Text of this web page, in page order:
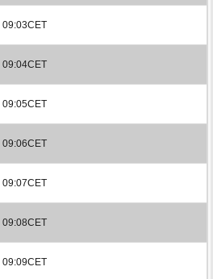
09:03CET
09:04CET
09:05CET
09:06CET
09:07CET
09:08CET
09:09CET